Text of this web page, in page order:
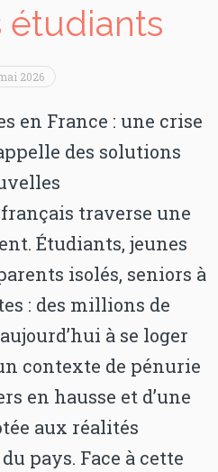
étudiants
2026
en France : une crise
des solutions
traverse une
Étudiants, jeunes
isolés, seniors à
: des millions de
à se loger
contexte de pénurie
en hausse et d’une
aux réalités
pays. Face à cette